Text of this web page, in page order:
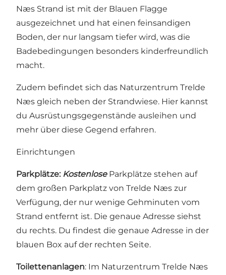
Næs Strand ist mit der Blauen Flagge
ausgezeichnet und hat einen feinsandigen
Boden, der nur langsam tiefer wird, was die
Badebedingungen besonders kinderfreundlich
macht.
Zudem befindet sich das Naturzentrum Trelde
Næs gleich neben der Strandwiese. Hier kannst
du Ausrüstungsgegenstände ausleihen und
mehr über diese Gegend erfahren.
Einrichtungen
Parkplätze: Kostenlose Parkplätze stehen auf
dem großen Parkplatz von Trelde Næs zur
Verfügung, der nur wenige Gehminuten vom
Strand entfernt ist. Die genaue Adresse siehst
du rechts. Du findest die genaue Adresse in der
blauen Box auf der rechten Seite.
Toilettenanlagen: Im Naturzentrum Trelde Næs